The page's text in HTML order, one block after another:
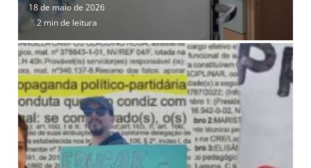
18 de maio de 2026
2 min de leitura